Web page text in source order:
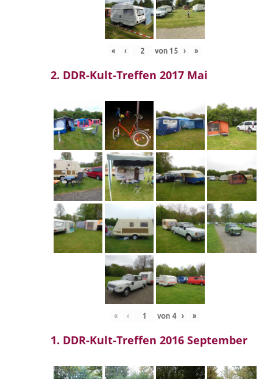
« ‹ von 15 › »
2. DDR-Kult-Treffen 2017 Mai
« ‹ von 4 › »
1. DDR-Kult-Treffen 2016 September